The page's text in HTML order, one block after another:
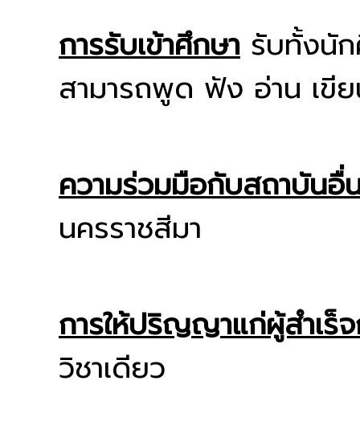
การรับเข้าศึกษา รับทั้งนั
สามารถพูด ฟัง อ่าน เขีย
ความร่วมมือกับสถาบันอื่
นครราชสีมา
การให้ปริญญาแก่ผู้สำเร็
วิชาเดียว